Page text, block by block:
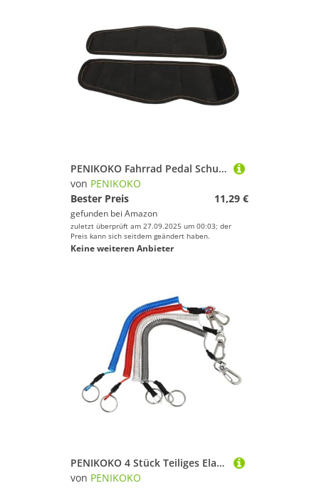
PENIKOKO Fahrrad Pedal Schutzabdeckung aus Strapazierfähigem Nylon Verstellbare rutschfeste Pedalriemen für Mountainbike Fixed Gear und Trainingsräder Langlebiger Pedalschutz
von PENIKOKO
Bester Preis
11,29 €
gefunden bei Amazon
zuletzt überprüft am 27.09.2025 um 00:03; der
Preis kann sich seitdem geändert haben.
Keine weiteren Anbieter
PENIKOKO 4 Stück Teiliges Elastische Spiralseile mit Karabinerhaken Bungee Sicherheitsseile für Angeln Klettern Outdoor Robust Flexibel Leicht Tragbar in Schwarz Blau Rot und Transparent
von PENIKOKO